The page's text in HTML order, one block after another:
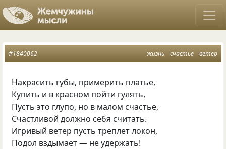
жизнь счастье ветер
#1840062
Накрасить губы, примерить платье,
Купить и в красном пойти гулять,
Пусть это глупо, но в малом счастье,
Счастливой должно себя считать.
Игривый ветер пусть треплет локон,
Подол вздымает — не удержать!